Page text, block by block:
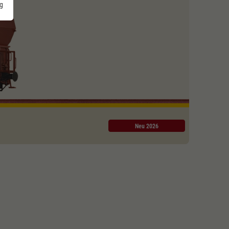
Neu 2026